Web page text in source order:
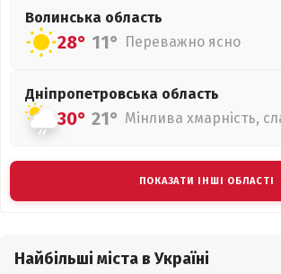
Волинська область
28° 11° Переважно ясно
Дніпропетровська область
30° 21° Мінлива хмарність,
ПОКАЗАТИ ІНШІ ОБЛАСТІ
Найбільші міста в Україні